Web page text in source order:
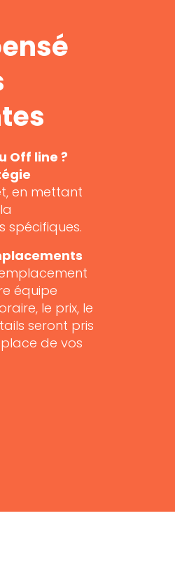
Off line ?
en mettant
spécifiques.
équipe
le prix, le
seront pris
de vos